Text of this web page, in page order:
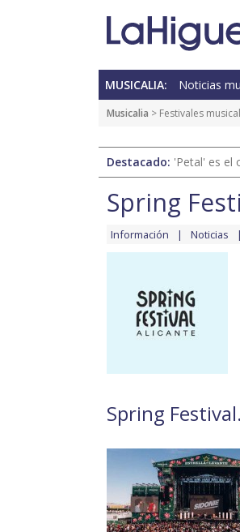
MUSICALIA: Noticias
Musicalia > Festivales
Destacado: 'Petal' es el
Spring
Información Noticias
Spring